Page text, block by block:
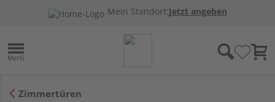
Mein Standort:Jetzt angeben
Zimmertüren